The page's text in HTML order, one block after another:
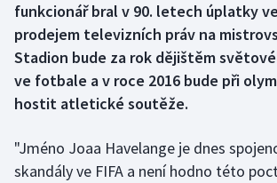
Dostihy
Florbal
Futsal
Golf
funkcionář bral v 90. letech úplatky
prodejem televizních práv na
Stadion bude za rok dějištěm
ve fotbale a v roce 2016 bude při
hostit atletické soutěže.
"Jméno Joaa Havelange je dnes
skandály ve FIFA a není hodno této